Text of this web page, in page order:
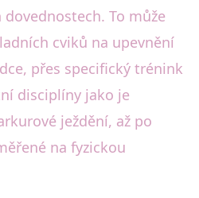
dovednostech. To může
cviků na upevnění
přes specifický trénink
disciplíny jako je
ježdění, až po
na fyzickou